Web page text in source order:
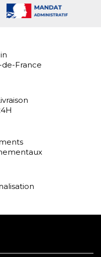
de-France